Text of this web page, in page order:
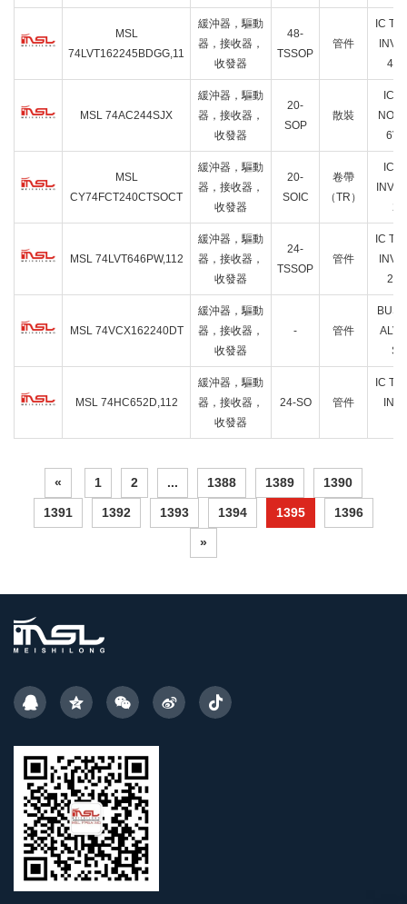
MSL
74LVT162245BDGG,11
緩沖器，驅動
器，接收器，
收發器
48-
TSSOP
管件
IC
MSL 74AC244SJX
緩沖器，驅動
器，接收器，
收發器
20-
SOP
散裝
IC
6V
MSL
CY74FCT240CTSOCT
緩沖器，驅動
器，接收器，
收發器
20-
SOIC
卷帶
（TR）
IC
MSL 74LVT646PW,112
緩沖器，驅動
器，接收器，
收發器
24-
TSSOP
管件
IC
MSL 74VCX162240DT
緩沖器，驅動
器，接收器，
收發器
- 管件
BUS
MSL 74HC652D,112
緩沖器，驅動
器，接收器，
收發器
24-SO 管件
IC
« 1 2 ... 1388 1389 1390
1391 1392 1393 1394 1395 1396
»